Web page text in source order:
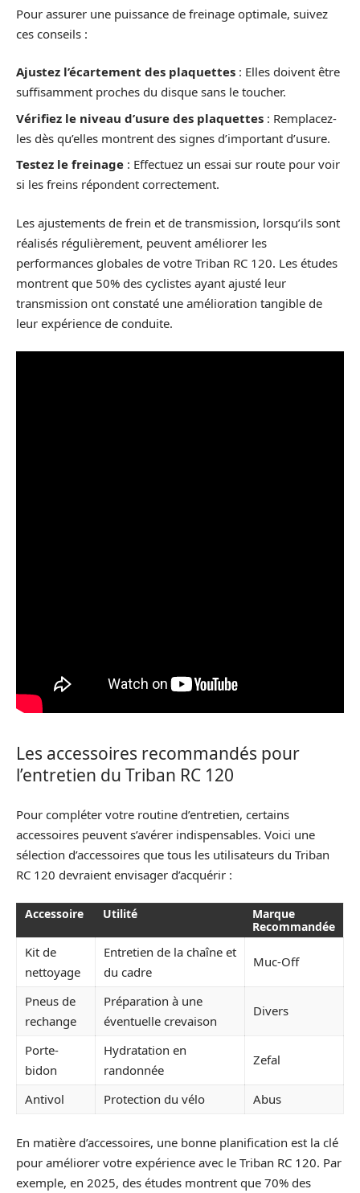
Pour assurer une puissance de freinage optimale, suivez
ces conseils :
Ajustez l’écartement des plaquettes : Elles doivent être
suffisamment proches du disque sans le toucher.
Vérifiez le niveau d’usure des plaquettes : Remplacez-
les dès qu’elles montrent des signes d’important d’usure.
Testez le freinage : Effectuez un essai sur route pour voir
si les freins répondent correctement.
Les ajustements de frein et de transmission, lorsqu’ils sont
réalisés régulièrement, peuvent améliorer les
performances globales de votre Triban RC 120. Les études
montrent que 50% des cyclistes ayant ajusté leur
transmission ont constaté une amélioration tangible de
leur expérience de conduite.
Les accessoires recommandés pour
l’entretien du Triban RC 120
Pour compléter votre routine d’entretien, certains
accessoires peuvent s’avérer indispensables. Voici une
sélection d’accessoires que tous les utilisateurs du Triban
RC 120 devraient envisager d’acquérir :
Accessoire Utilité
Marque
Recommandée
Kit de
nettoyage
Entretien de la chaîne et
du cadre
Muc-Off
Pneus de
rechange
Préparation à une
éventuelle crevaison
Divers
Porte-
bidon
Hydratation en
randonnée
Zefal
Antivol Protection du vélo Abus
En matière d’accessoires, une bonne planification est la clé
pour améliorer votre expérience avec le Triban RC 120. Par
exemple, en 2025, des études montrent que 70% des